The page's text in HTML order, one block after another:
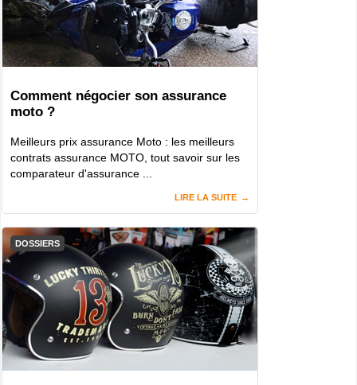
Comment négocier son assurance
moto ?
Meilleurs prix assurance Moto : les meilleurs
contrats assurance MOTO, tout savoir sur les
comparateur d'assurance ...
LIRE LA SUITE
DOSSIERS